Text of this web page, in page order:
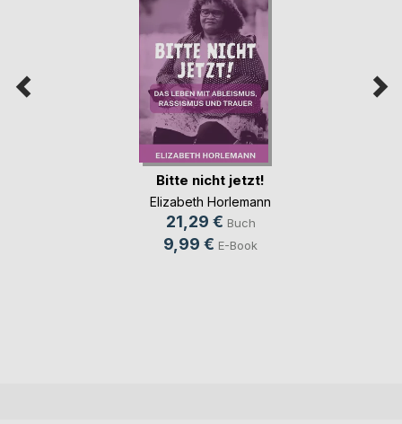
Bitte nicht jetzt!
Elizabeth Horlemann
21,29 € Buch
9,99 € E-Book